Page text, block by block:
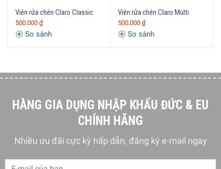
Viên rửa chén Claro Classic
500.000 ₫
So sánh
Viên rửa chén Claro Multi
500.000 ₫
So sánh
HÀNG GIA DỤNG NHẬP KHẨU ĐỨC & EU
CHÍNH HÃNG
Nhiều ưu đãi cực kỳ hấp dẫn, đăng ký e-mail ngay